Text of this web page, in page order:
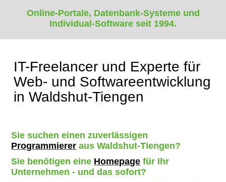
Online-Portale, Datenbank-Systeme und
Individual-Software seit 1994.
IT-Freelancer und Experte für
Web- und Softwareentwicklung
in Waldshut-Tiengen
Sie suchen einen zuverlässigen
Programmierer aus Waldshut-Tiengen?
Sie benötigen eine Homepage für Ihr
Unternehmen - und das sofort?